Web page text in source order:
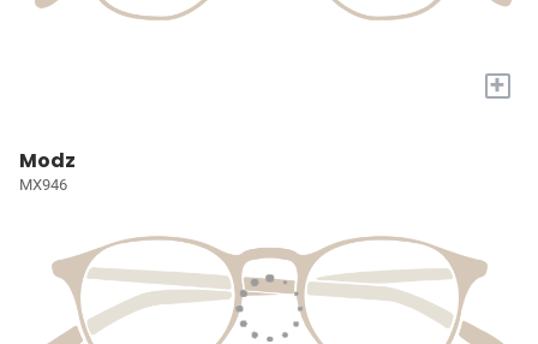
+
Modz
MX946